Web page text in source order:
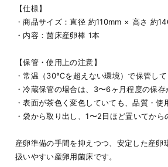
【仕様】
・商品サイズ：直径 約110mm × 高さ 約
・内容：菌床産卵棒 1本
【保管・使用上の注意】
・常温（30℃を超えない環境）で保管し
・冷蔵保管の場合は、3〜6ヶ月程度の保存
・表面が茶色く変色していても、品質・使
・袋から取り出し、1〜2日ほど置いてか
産卵準備の手間を抑えつつ、安定した産卵
扱いやすい産卵用菌床です。